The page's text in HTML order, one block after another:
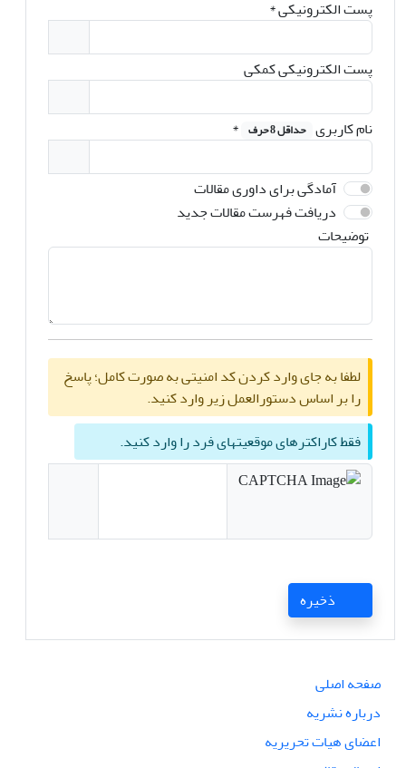
پست الکترونیکی*
پست الکترونیکی کمکی
نام کاربری حداقل 8 حرف *
آمادگی برای داوری مقالات
دریافت فهرست مقالات جدید
توضیحات
لطفا به جای وارد کردن کد امنیتی به صورت کامل؛ پاسخ
را بر اساس دستورالعمل زیر وارد کنید.
فقط کاراکترهای موقعیتهای فرد را وارد کنید.
ذخیره
صفحه اصلی
درباره نشریه
اعضای هیات تحریریه